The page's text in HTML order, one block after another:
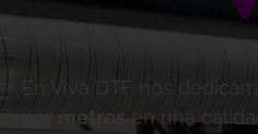
En Viva DTF nos
por metros
en una